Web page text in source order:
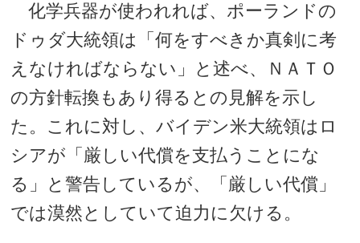
化学兵器が使われれば、ポーランドの
ドゥダ大統領は「何をすべきか真剣に考
えなければならない」と述べ、ＮＡＴＯ
の方針転換もあり得るとの見解を示し
た。これに対し、バイデン米大統領はロ
シアが「厳しい代償を支払うことにな
る」と警告しているが、「厳しい代償」
では漠然としていて迫力に欠ける。